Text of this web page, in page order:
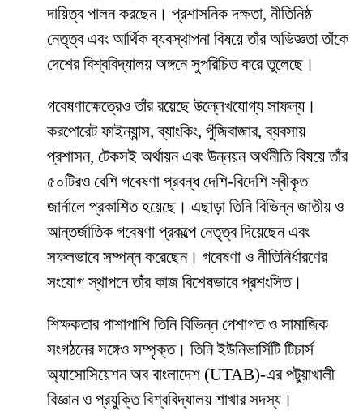
দায়িত্ব পালন করছেন। প্রশাসনিক দক্ষতা, নীতিনিষ্ঠ
নেতৃত্ব এবং আর্থিক ব্যবস্থাপনা বিষয়ে তাঁর অভিজ্ঞতা তাঁকে
দেশের বিশ্ববিদ্যালয় অঙ্গনে সুপরিচিত করে তুলেছে।
গবেষণাক্ষেত্রেও তাঁর রয়েছে উল্লেখযোগ্য সাফল্য।
করপোরেট ফাইন্যান্স, ব্যাংকিং, পুঁজিবাজার, ব্যবসায়
প্রশাসন, টেকসই অর্থায়ন এবং উন্নয়ন অর্থনীতি বিষয়ে তাঁর
৫০টিরও বেশি গবেষণা প্রবন্ধ দেশি-বিদেশি স্বীকৃত
জার্নালে প্রকাশিত হয়েছে। এছাড়া তিনি বিভিন্ন জাতীয় ও
আন্তর্জাতিক গবেষণা প্রকল্পে নেতৃত্ব দিয়েছেন এবং
সফলভাবে সম্পন্ন করেছেন। গবেষণা ও নীতিনির্ধারণের
সংযোগ স্থাপনে তাঁর কাজ বিশেষভাবে প্রশংসিত।
শিক্ষকতার পাশাপাশি তিনি বিভিন্ন পেশাগত ও সামাজিক
সংগঠনের সঙ্গেও সম্পৃক্ত। তিনি ইউনিভার্সিটি টিচার্স
অ্যাসোসিয়েশন অব বাংলাদেশ (UTAB)-এর পটুয়াখালী
বিজ্ঞান ও প্রযুক্তি বিশ্ববিদ্যালয় শাখার সদস্য।